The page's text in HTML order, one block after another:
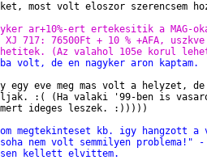
most volt eloszor szerencsem
ar+10%-ert ertekesitik a MAG-
XJ 717: 76500Ft + 10 % +AFA, uszkve
(Az valahol 105e korul
volt, de en nagyker aron kaptam.
egy eve meg mas volt a helyzet, de
:( (Ha valaki '99-ben is
ideges leszek. :)))))
megtekinteset kb. igy hangzott a
nem volt semmilyen problema!" -
kellett elvittem.